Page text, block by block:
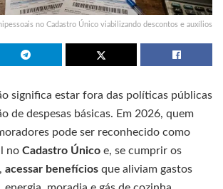
no Cadastro Único viabilizando descontos e auxílios
significa estar fora das políticas públicas
de despesas básicas. Em 2026, quem
pode ser reconhecido como
no Cadastro Único e, se cumprir os
acessar benefícios que aliviam gastos